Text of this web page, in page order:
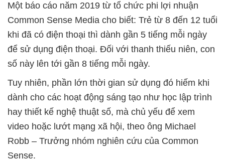
Một báo cáo năm 2019 từ tổ chức phi lợi nhuận
Common Sense Media cho biết: Trẻ từ 8 đến 12 tuổi
khi đã có điện thoại thì dành gần 5 tiếng mỗi ngày
để sử dụng điện thoại. Đối với thanh thiếu niên, con
số này lên tới gần 8 tiếng mỗi ngày.
Tuy nhiên, phần lớn thời gian sử dụng đó hiếm khi
dành cho các hoạt động sáng tạo như học lập trình
hay thiết kế nghệ thuật số, mà chủ yếu để xem
video hoặc lướt mạng xã hội, theo ông Michael
Robb – Trưởng nhóm nghiên cứu của Common
Sense.